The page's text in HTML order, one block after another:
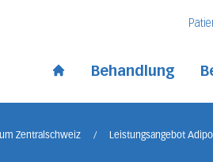
Behandlung
Zentralschweiz / Leistungsangebot